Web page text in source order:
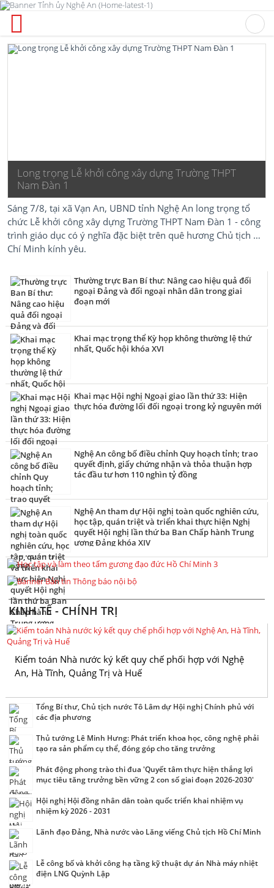
Long trọng Lễ khởi công xây dựng Trường THPT
Nam Đàn 1
Sáng 7/8, tại xã Vạn An, UBND tỉnh Nghệ An long trọng tổ
chức Lễ khởi công xây dựng Trường THPT Nam Đàn 1 - công
trình giáo dục có ý nghĩa đặc biệt trên quê hương Chủ tịch Hồ
Chí Minh kính yêu.
Thường trực Ban Bí thư: Nâng cao hiệu quả đối
ngoại Đảng và đối ngoại nhân dân trong giai
đoạn mới
Khai mạc trọng thể Kỳ họp không thường lệ thứ
nhất, Quốc hội khóa XVI
Khai mạc Hội nghị Ngoại giao lần thứ 33: Hiện
thực hóa đường lối đối ngoại trong kỷ nguyên mới
Nghệ An công bố điều chỉnh Quy hoạch tỉnh; trao
quyết định, giấy chứng nhận và thỏa thuận hợp
tác đầu tư hơn 110 nghìn tỷ đồng
Nghệ An tham dự Hội nghị toàn quốc nghiên cứu,
học tập, quán triệt và triển khai thực hiện Nghị
quyết Hội nghị lần thứ ba Ban Chấp hành Trung
ương Đảng khóa XIV
KINH TẾ - CHÍNH TRỊ
Kiểm toán Nhà nước ký kết quy chế phối hợp với Nghệ
An, Hà Tĩnh, Quảng Trị và Huế
Tổng Bí thư, Chủ tịch nước Tô Lâm dự Hội nghị Chính phủ với
các địa phương
Thủ tướng Lê Minh Hưng: Phát triển khoa học, công nghệ phải
tạo ra sản phẩm cụ thể, đóng góp cho tăng trưởng
Phát động phong trào thi đua 'Quyết tâm thực hiện thắng lợi
mục tiêu tăng trưởng bền vững 2 con số giai đoạn 2026-2030'
Hội nghị Hội đồng nhân dân toàn quốc triển khai nhiệm vụ
nhiệm kỳ 2026 - 2031
Lãnh đạo Đảng, Nhà nước vào Lăng viếng Chủ tịch Hồ Chí Minh
Lễ công bố và khởi công hạ tầng kỹ thuật dự án Nhà máy nhiệt
điện LNG Quỳnh Lập